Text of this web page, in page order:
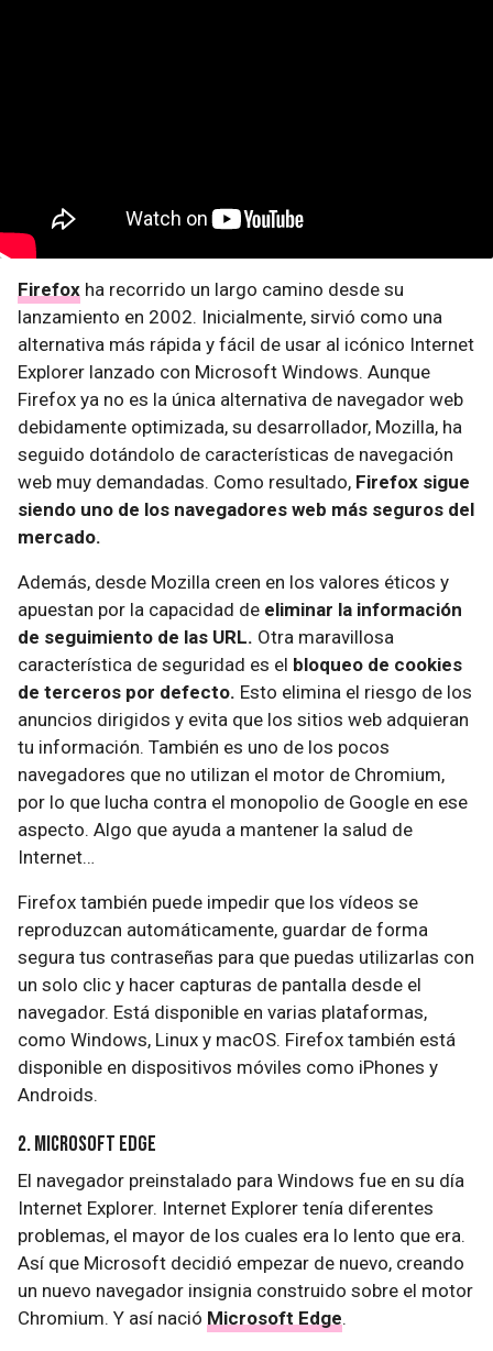
Firefox ha recorrido un largo camino desde su
lanzamiento en 2002. Inicialmente, sirvió como una
alternativa más rápida y fácil de usar al icónico Internet
Explorer lanzado con Microsoft Windows. Aunque
Firefox ya no es la única alternativa de navegador web
debidamente optimizada, su desarrollador, Mozilla, ha
seguido dotándolo de características de navegación
web muy demandadas. Como resultado, Firefox sigue
siendo uno de los navegadores web más seguros del
mercado.
Además, desde Mozilla creen en los valores éticos y
apuestan por la capacidad de eliminar la información
de seguimiento de las URL. Otra maravillosa
característica de seguridad es el bloqueo de cookies
de terceros por defecto. Esto elimina el riesgo de los
anuncios dirigidos y evita que los sitios web adquieran
tu información. También es uno de los pocos
navegadores que no utilizan el motor de Chromium,
por lo que lucha contra el monopolio de Google en ese
aspecto. Algo que ayuda a mantener la salud de
Internet…
Firefox también puede impedir que los vídeos se
reproduzcan automáticamente, guardar de forma
segura tus contraseñas para que puedas utilizarlas con
un solo clic y hacer capturas de pantalla desde el
navegador. Está disponible en varias plataformas,
como Windows, Linux y macOS. Firefox también está
disponible en dispositivos móviles como iPhones y
Androids.
2. Microsoft Edge
El navegador preinstalado para Windows fue en su día
Internet Explorer. Internet Explorer tenía diferentes
problemas, el mayor de los cuales era lo lento que era.
Así que Microsoft decidió empezar de nuevo, creando
un nuevo navegador insignia construido sobre el motor
Chromium. Y así nació Microsoft Edge.